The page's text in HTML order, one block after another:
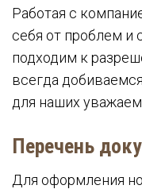
Работая с
себя от проблем
подходим к
всегда
для наших
Перечень
Для оформления